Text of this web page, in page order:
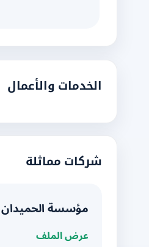
الخدمات والأعمال
شركات مماثلة
مؤسسة الحميدان
عرض الملف